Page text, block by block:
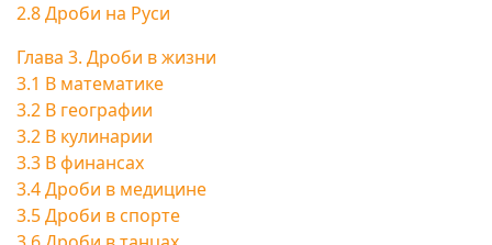
2.8 Дроби на Руси
Глава 3. Дроби в жизни
3.1 В математике
3.2 В географии
3.2 В кулинарии
3.3 В финансах
3.4 Дроби в медицине
3.5 Дроби в спорте